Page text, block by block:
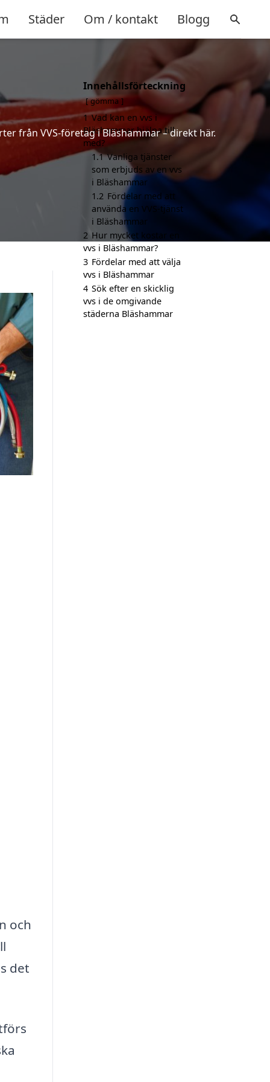
Städer Om / kontakt Blogg
från VVS-företag i Bläshammar – direkt här.
och
det
Innehållsförteckning
gömma
1 Vad kan en vvs i
Bläshammar hjälpa till
med?
1.1 Vanliga tjänster
som erbjuds av en vvs
i Bläshammar
1.2 Fördelar med att
använda en VVS-tjänst
i Bläshammar
2 Hur mycket kostar en
vvs i Bläshammar?
3 Fördelar med att välja
vvs i Bläshammar
4 Sök efter en skicklig
vvs i de omgivande
städerna Bläshammar